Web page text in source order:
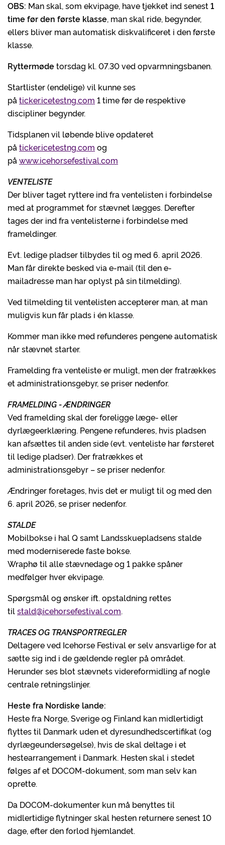
OBS: Man skal, som ekvipage, have tjekket ind senest1
time før den første klasse, man skal ride, begynder,
ellers bliver man automatisk diskvalificeret i den første
klasse.
Ryttermødetorsdag kl. 07.30 ved opvarmningsbanen.
Startlister (endelige) vil kunne ses
på ticker.icetestng.com 1 time før de respektive
discipliner begynder.
Tidsplanen vil løbende blive opdateret
på ticker.icetestng.com og
på www.icehorsefestival.com
VENTELISTE
Der bliver taget ryttere ind fra ventelisten i forbindelse
med at programmet for stævnet lægges. Derefter
tages der ind fra ventelisterne i forbindelse med
frameldinger.
Evt. ledige pladser tilbydes til og med 6. april 2026.
Man får direkte besked via e-mail (til den e-
mailadresse man har oplyst på sin tilmelding).
Ved tilmelding til ventelisten accepterer man, at man
muligvis kun får plads i én klasse.
Kommer man ikke med refunderes pengene automatisk
når stævnet starter.
Framelding fra venteliste er muligt, men der fratrækkes
et administrationsgebyr, se priser nedenfor.
FRAMELDING - ÆNDRINGER
Ved framelding skal der foreligge læge- eller
dyrlægeerklæring. Pengene refunderes, hvis pladsen
kan afsættes til anden side (evt. venteliste har førsteret
til ledige pladser). Der fratrækkes et
administrationsgebyr – se priser nedenfor.
Ændringer foretages, hvis det er muligt til og med den
6. april 2026, se priser nedenfor.
STALDE
Mobilbokse i hal Q samt Landsskuepladsens stalde
med moderniserede faste bokse.
Wraphø til alle stævnedage og 1 pakke spåner
medfølger hver ekvipage.
Spørgsmål og ønsker ift. opstaldning rettes
tilstald@icehorsefestival.com.
TRACES OG TRANSPORTREGLER
Deltagere ved Icehorse Festival er selv ansvarlige for at
sætte sig ind i de gældende regler på området.
Herunder ses blot stævnets videreformidling af nogle
centrale retningslinjer.
Heste fra Nordiske lande:
Heste fra Norge, Sverige og Finland kan midlertidigt
flyttes til Danmark uden et dyresundhedscertifikat (og
dyrlægeundersøgelse), hvis de skal deltage i et
hestearrangement i Danmark. Hesten skal i stedet
følges af et DOCOM-dokument, som man selv kan
oprette.
Da DOCOM-dokumenter kun må benyttes til
midlertidige flytninger skal hesten returnere senest 10
dage, efter den forlod hjemlandet.